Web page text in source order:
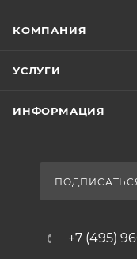
КОМПАНИЯ
УСЛУГИ
ИНФОРМАЦИЯ
+7 (495)